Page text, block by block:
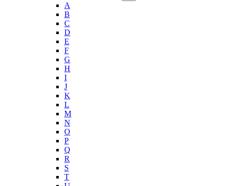
A
B
C
D
E
F
G
H
I
J
K
L
M
N
O
P
Q
R
S
T